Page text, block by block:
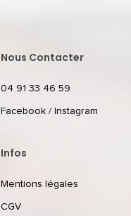
Nous Contacter
04 91 33 46 59
Facebook /Instagram
Infos
Mentions légales
CGV